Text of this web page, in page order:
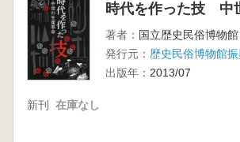
時代を作った技 中
著者： 国立歴史民俗博物
発行元： 歴史民俗博物館
出版年： 2013/07
新刊 在庫なし